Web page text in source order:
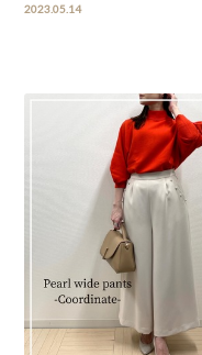
2023.05.14